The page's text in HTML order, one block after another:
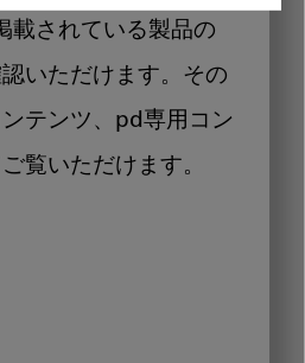
載されている製品の
いただけます。その
テンツ、pd専用コン
覧いただけます。